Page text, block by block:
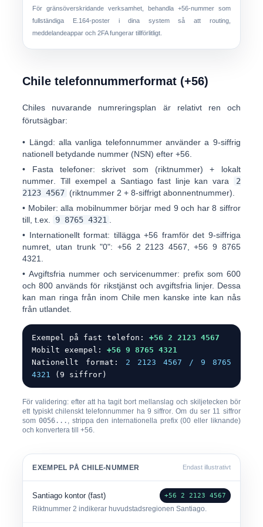
För gränsöverskridande verksamhet, behandla +56-nummer som
fullständiga E.164-poster i dina system så att routing,
meddelandeappar och 2FA fungerar tillförlitligt.
Chile telefonnummerformat (+56)
Chiles nuvarande numreringsplan är relativt ren och
förutsägbar:
• Längd: alla vanliga telefonnummer använder a 9-siffrig
nationell betydande nummer (NSN) efter +56.
• Fasta telefoner: skrivet som (riktnummer) + lokalt
nummer . Till exempel a Santiago fast linje kan vara
2
2123 4567 (riktnummer 2 + 8-siffrigt abonnentnummer).
• Mobiler: alla mobilnummer börjar med 9 och har 8 siffror
till, t.ex.
9 8765 4321
• Internationellt format: tillägga+56 framför det 9-siffriga
numret, utan trunk "0": +56 2 2123 4567 ,+56 9 8765
4321
•Avgiftsfria nummer och servicenummer: prefix som 600
och800 används för rikstjänst och avgiftsfria linjer. Dessa
kan man ringa från inom Chile men kanske inte kan nås
från utlandet.
Exempel på fast telefon:+56 2 2123 4567
Mobilt exempel:+56 9 8765 4321
Nationellt format: 2 2123 4567 / 9 8765
4321 (9 siffror)
För validering: efter att ha tagit bort mellanslag och skiljetecken bör
ett typiskt chilenskt telefonnummer ha 9 siffror. Om du ser 11 siffror
som0056... , strippa den internationella prefix (00 eller liknande)
och konvertera till+56.
EXEMPEL PÅ CHILE-NUMMER Endast illustrativt
Santiago kontor (fast) +56 2 2123 4567
Riktnummer2 indikerar huvudstadsregionen Santiago.